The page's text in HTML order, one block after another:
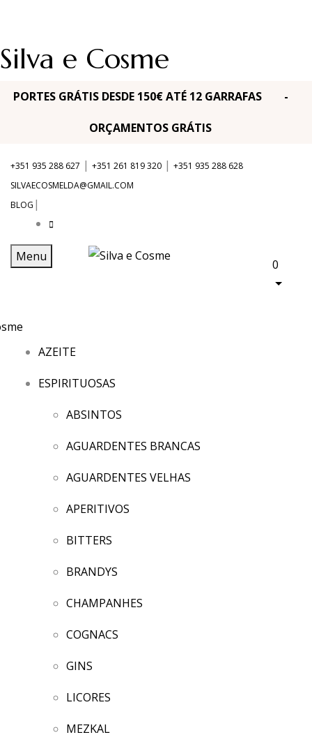
Silva e Cosme
PORTES GRÁTIS DESDE 150€ ATÉ 12 GARRAFAS -
ORÇAMENTOS GRÁTIS
+351 935 288 627 | +351 261 819 320 | +351 935 288 628
SILVAECOSMELDA@GMAIL.COM
BLOG |
Menu
0
AZEITE
ESPIRITUOSAS
ABSINTOS
AGUARDENTES BRANCAS
AGUARDENTES VELHAS
APERITIVOS
BITTERS
BRANDYS
CHAMPANHES
COGNACS
GINS
LICORES
MEZKAL